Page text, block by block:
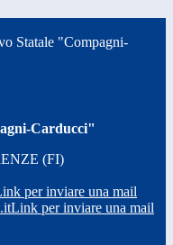
Statale "Compagni-
Carducci"
(FI)
per inviare una mail
Link per inviare una mail